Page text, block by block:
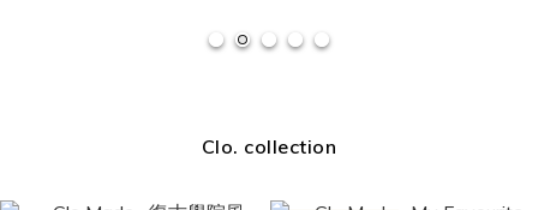
Clo. collection